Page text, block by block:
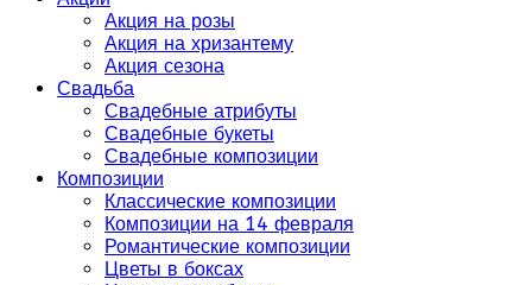
Акция на розы
Акция на хризантему
Акция сезона
Свадьба
Свадебные атрибуты
Свадебные букеты
Свадебные композиции
Композиции
Классические композиции
Композиции на 14 февраля
Романтические композиции
Цветы в боксах